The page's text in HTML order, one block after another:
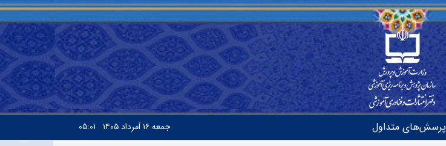
پرسش‌های متداول جمعه۱۶ اَمرداد ۱۴۰۵ ۰۵:۰۱